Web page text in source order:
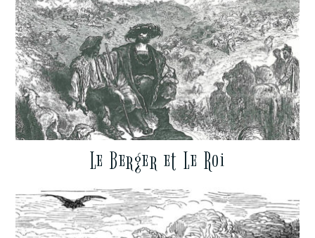
Le Berger et Le Roi